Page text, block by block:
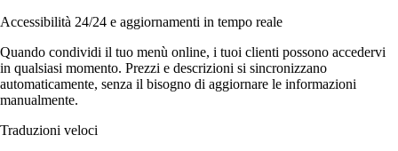
Accessibilità 24/24 e aggiornamenti in tempo reale
Quando condividi il tuo menù online, i tuoi clienti possono accedervi
in qualsiasi momento. Prezzi e descrizioni si sincronizzano
automaticamente, senza il bisogno di aggiornare le informazioni
manualmente.
Traduzioni veloci